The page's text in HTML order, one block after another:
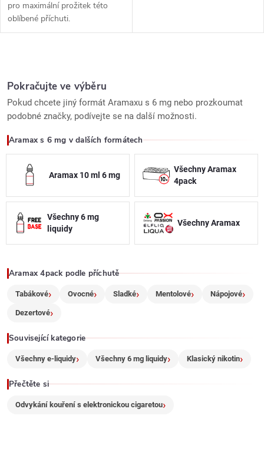
pro maximální prožitek této
oblíbené příchuti.
v
l
á
d
c
r
v
k
y
v
ý
Pokračujte ve výběru
Pokud chcete jiný formát Aramaxu s 6 mg nebo prozkoumat
podobné značky, podívejte se na další možnosti.
Aramax s 6 mg v dalších formátech
Aramax 10 ml 6 mg
Všechny Aramax
4pack
Všechny 6 mg
liquidy
Všechny Aramax
Aramax 4pack podle příchutě
Tabákové Ovocné Sladké Mentolové Nápojové
Dezertové
Související kategorie
Všechny e-liquidy Všechny 6 mg liquidy Klasický nikotin
Přečtěte si
Odvykání kouření s elektronickou cigaretou